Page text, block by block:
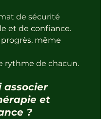
de sécurité
et de confiance.
progrès, même
rythme de chacun.
associer
et
?